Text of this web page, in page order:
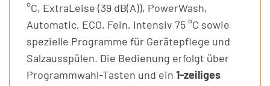
°C, ExtraLeise (39 dB(A)), PowerWash,
Automatic, ECO, Fein, Intensiv 75 °C sowie
spezielle Programme für Gerätepflege und
Salzausspülen. Die Bedienung erfolgt über
Programmwahl-Tasten und ein 1-zeiliges